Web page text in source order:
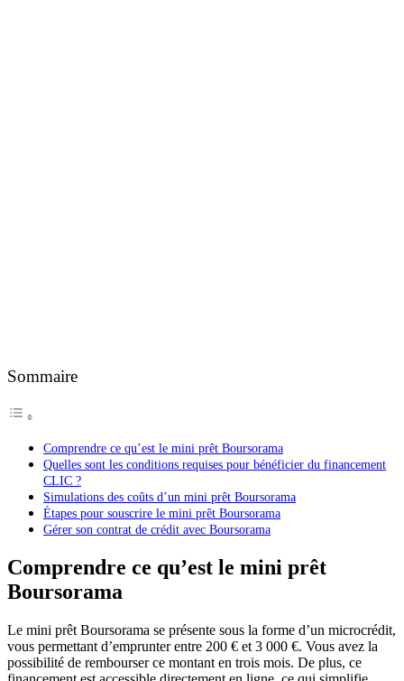
Sommaire
Comprendre ce qu’est le mini prêt Boursorama
Quelles sont les conditions requises pour bénéficier du financement
CLIC ?
Simulations des coûts d’un mini prêt Boursorama
Étapes pour souscrire le mini prêt Boursorama
Gérer son contrat de crédit avec Boursorama
Comprendre ce qu’est le mini prêt
Boursorama
Le mini prêt Boursorama se présente sous la forme d’un microcrédit,
vous permettant d’emprunter entre 200 € et 3 000 €. Vous avez la
possibilité de rembourser ce montant en trois mois. De plus, ce